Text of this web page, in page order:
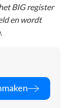
BIG register
en wordt